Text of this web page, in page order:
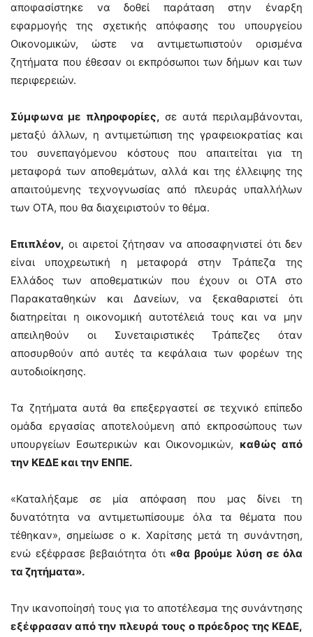
αποφασίστηκε να δοθεί παράταση στην έναρξη
εφαρμογής της σχετικής απόφασης του υπουργείου
Οικονομικών, ώστε να αντιμετωπιστούν ορισμένα
ζητήματα που έθεσαν οι εκπρόσωποι των δήμων και των
περιφερειών.
Σύμφωνα με πληροφορίες, σε αυτά περιλαμβάνονται,
μεταξύ άλλων, η αντιμετώπιση της γραφειοκρατίας και
του συνεπαγόμενου κόστους που απαιτείται για τη
μεταφορά των αποθεμάτων, αλλά και της έλλειψης της
απαιτούμενης τεχνογνωσίας από πλευράς υπαλλήλων
των ΟΤΑ, που θα διαχειριστούν το θέμα.
Επιπλέον, οι αιρετοί ζήτησαν να αποσαφηνιστεί ότι δεν
είναι υποχρεωτική η μεταφορά στην Τράπεζα της
Ελλάδος των αποθεματικών που έχουν οι ΟΤΑ στο
Παρακαταθηκών και Δανείων, να ξεκαθαριστεί ότι
διατηρείται η οικονομική αυτοτέλειά τους και να μην
απειληθούν οι Συνεταιριστικές Τράπεζες όταν
αποσυρθούν από αυτές τα κεφάλαια των φορέων της
αυτοδιοίκησης.
Τα ζητήματα αυτά θα επεξεργαστεί σε τεχνικό επίπεδο
ομάδα εργασίας αποτελούμενη από εκπροσώπους των
υπουργείων Εσωτερικών και Οικονομικών, καθώς από
την ΚΕΔΕ και την ΕΝΠΕ.
«Καταλήξαμε σε μία απόφαση που μας δίνει τη
δυνατότητα να αντιμετωπίσουμε όλα τα θέματα που
τέθηκαν», σημείωσε ο κ. Χαρίτσης μετά τη συνάντηση,
ενώ εξέφρασε βεβαιότητα ότι «θα βρούμε λύση σε όλα
τα ζητήματα».
Την ικανοποίησή τους για το αποτέλεσμα της συνάντησης
εξέφρασαν από την πλευρά τους ο πρόεδρος της ΚΕΔΕ,